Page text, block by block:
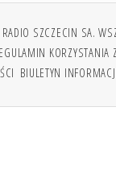
SZCZECIN SA.
KORZYSTANIA
BIULETYN